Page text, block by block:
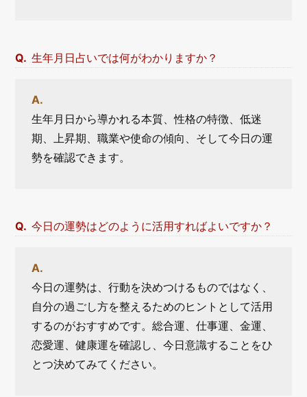
生年月日占いでは何がわかりますか？
生年月日から導かれる本質、性格の特徴、低迷
期、上昇期、職業や使命の傾向、そして今日の運
勢を確認できます。
今日の運勢はどのように活用すればよいですか？
今日の運勢は、行動を決めつけるものではなく、
自分の過ごし方を整えるためのヒントとして活用
するのがおすすめです。総合運、仕事運、金運、
恋愛運、健康運を確認し、今日意識することをひ
とつ決めてみてください。